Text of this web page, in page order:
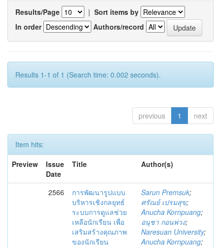
Results/Page | Sort items by
In order
Authors/record
Results 1-1 of 1 (Search time: 0.002 seconds).
previous 1 next
Item hits:
Preview
Issue
Date
Title Author(s)
2566
การพัฒนารูปแบบ
บริหารเชิงกลยุทธ์
ระบบการดูแลช่วย
เหลือนักเรียน เพื่อ
เสริมสร้างคุณภาพ
ของนักเรียน
Sarun Premsuk;
ศรัณย์ เปรมสุข;
Anucha Kornpuang;
อนุชา กอนพ่วง;
Naresuan University;
Anucha Kornpuang;